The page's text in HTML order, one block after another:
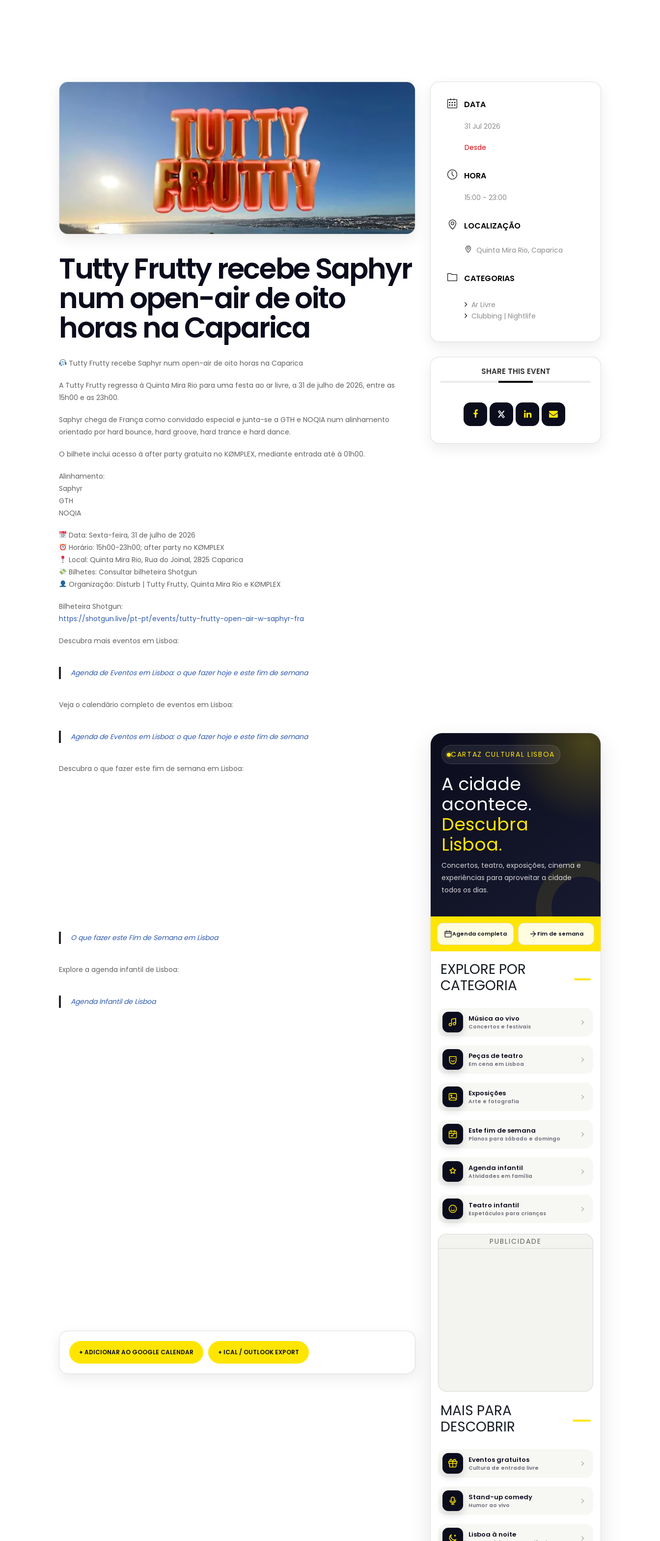
Tutty Frutty recebe Saphyr
num open-air de oito
horas na Caparica
Tutty Frutty recebe Saphyr num open-air de oito horas na Caparica
A Tutty Frutty regressa à Quinta Mira Rio para uma festa ao ar livre, a 31 de julho de 2026, entre as
15h00 e as 23h00.
Saphyr chega de França como convidado especial e junta-se a GTH e NOQIA num alinhamento
orientado por hard bounce, hard groove, hard trance e hard dance.
O bilhete inclui acesso à after party gratuita no KØMPLEX, mediante entrada até à 01h00.
Alinhamento:
Saphyr
GTH
NOQIA
Data: Sexta-feira, 31 de julho de 2026
Horário: 15h00-23h00; after party no KØMPLEX
Local: Quinta Mira Rio, Rua do Joinal, 2825 Caparica
Bilhetes: Consultar bilheteira Shotgun
Organização: Disturb | Tutty Frutty, Quinta Mira Rio e KØMPLEX
Bilheteira Shotgun:
https://shotgun.live/pt-pt/events/tutty-frutty-open-air-w-saphyr-fra
Descubra mais eventos em Lisboa:
Agenda de Eventos em Lisboa: o que fazer hoje e este fim de semana
Veja o calendário completo de eventos em Lisboa:
Agenda de Eventos em Lisboa: o que fazer hoje e este fim de semana
Descubra o que fazer este fim de semana em Lisboa:
O que fazer este Fim de Semana em Lisboa
Explore a agenda infantil de Lisboa:
Agenda Infantil de Lisboa
+ ADICIONAR AO GOOGLE CALENDAR + ICAL / OUTLOOK EXPORT
DATA
31 Jul 2026
Desde
HORA
15:00 - 23:00
LOCALIZAÇÃO
Quinta Mira Rio, Caparica
CATEGORIAS
Ar Livre
Clubbing | Nightlife
SHARE THIS EVENT
CARTAZ CULTURAL LISBOA
A cidade
acontece.
Descubra
Lisboa.
Concertos, teatro, exposições, cinema e
experiências para aproveitar a cidade
todos os dias.
Agenda completa Fim de semana
EXPLORE POR
CATEGORIA
Música ao vivo
Concertos e festivais
Peças de teatro
Em cena em Lisboa
Exposições
Arte e fotografia
Este fim de semana
Planos para sábado e domingo
Agenda infantil
Atividades em família
Teatro infantil
Espetáculos para crianças
PUBLICIDADE
MAIS PARA
DESCOBRIR
Eventos gratuitos
Cultura de entrada livre
Stand-up comedy
Humor ao vivo
Lisboa à noite